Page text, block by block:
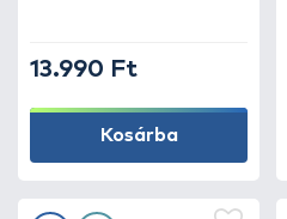
13.990 Ft
Kosárba